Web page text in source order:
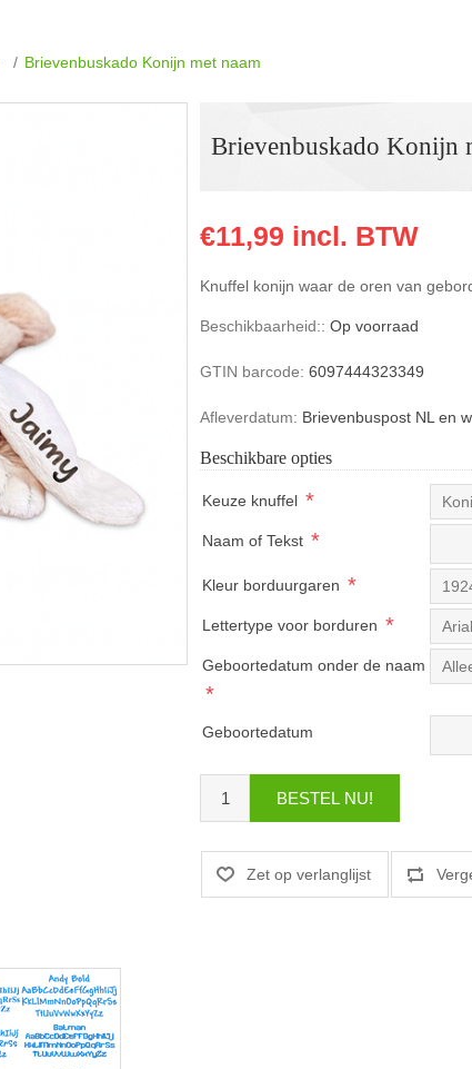
/ Brievenbuskado Konijn met naam
Brievenbuskado Konijn
€11,99 incl. BTW
Knuffel konijn waar de oren van
Beschikbaarheid:: Op voorraad
GTIN barcode: 6097444323349
Afleverdatum: Brievenbuspost NL en
Beschikbare opties
Keuze knuffel *
Naam of Tekst *
Kleur borduurgaren *
Lettertype voor borduren *
Geboortedatum onder de naam
*
Geboortedatum